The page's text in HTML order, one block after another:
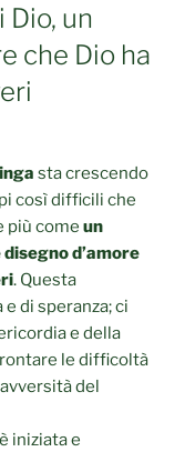
Dio, un
che Dio ha
sta crescendo
così difficili che
più come un
d’amore
. Questa
di speranza; ci
e della
le difficoltà
del
iniziata e